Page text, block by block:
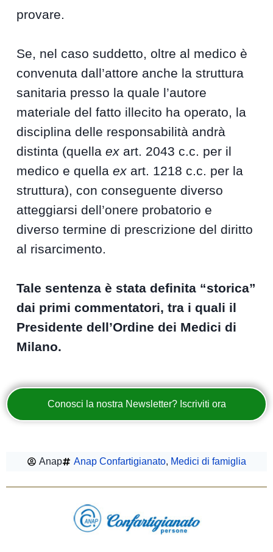
provare.
Se, nel caso suddetto, oltre al medico è
convenuta dall’attore anche la struttura
sanitaria presso la quale l’autore
materiale del fatto illecito ha operato, la
disciplina delle responsabilità andrà
distinta (quellaex art. 2043 c.c. per il
medico e quellaex art. 1218 c.c. per la
struttura), con conseguente diverso
atteggiarsi dell’onere probatorio e
diverso termine di prescrizione del diritto
al risarcimento.
Tale sentenza è stata definita “storica”
dai primi commentatori, tra i quali il
Presidente dell’Ordine dei Medici di
Milano.
Conosci la nostra Newsletter? Iscriviti ora
Anap Anap Confartigianato, Medici di famiglia